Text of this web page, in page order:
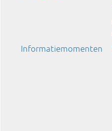
Informatiemomenten